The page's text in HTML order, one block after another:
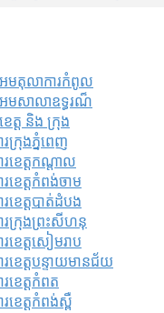
មតុលាការកំពូល
មសាលាឧទ្ធរណ៏
ត្ត និង ក្រុង
ក្រុងភ្នំពេញ
ខេត្តកណ្តាល
ខេត្តកំពង់ចាម
ខេត្តបាត់ដំបង
រ​ក្រុងព្រះសីហនុ
ខេត្តសៀមរាប
ខេត្តបន្ទាយមានជ័យ
ខេត្តកំពត
ខេត្តកំពង់ស្ពឺ